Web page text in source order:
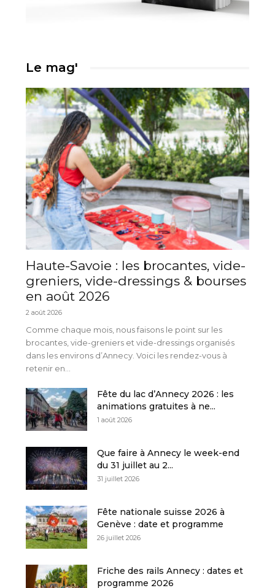
Le mag'
Haute-Savoie : les brocantes, vide-
greniers, vide-dressings & bourses
en août 2026
2 août 2026
Comme chaque mois, nous faisons le point sur les
brocantes, vide-greniers et vide-dressings organisés
dans les environs d’Annecy. Voici les rendez-vous à
retenir en...
Fête du lac d’Annecy 2026 : les
animations gratuites à ne...
1 août 2026
Que faire à Annecy le week-end
du 31 juillet au 2...
31 juillet 2026
Fête nationale suisse 2026 à
Genève : date et programme
26 juillet 2026
Friche des rails Annecy : dates et
programme 2026